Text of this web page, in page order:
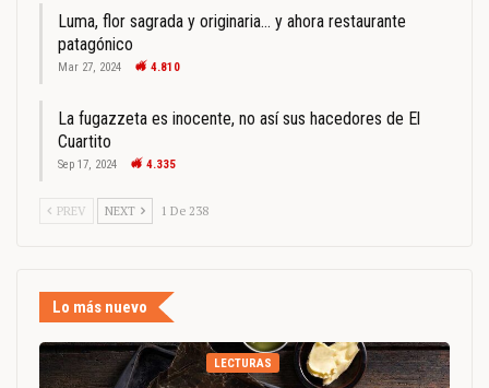
Luma, flor sagrada y originaria… y ahora restaurante
patagónico
Mar 27, 2024 4.810
La fugazzeta es inocente, no así sus hacedores de El
Cuartito
Sep 17, 2024 4.335
PREV NEXT 1 De 238
Lo más nuevo
LECTURAS